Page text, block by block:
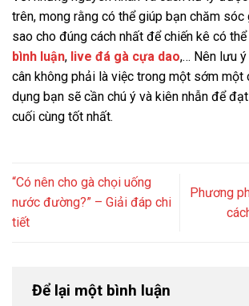
trên, mong rằng có thể giúp bạn chăm sóc
sao cho đúng cách nhất để chiến kê có
bình luận, live đá gà cựa dao,… Nên lưu
cân không phải là việc trong một sớm một
dụng bạn sẽ cần chú ý và kiên nhẫn để
cuối cùng tốt nhất.
“Có nên cho gà chọi uống
nước đường?” – Giải đáp chi
tiết
Phương
Để lại một bình luận